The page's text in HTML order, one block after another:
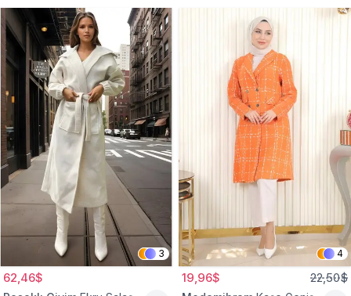
3
62,46$
4
19,96$ 22,50$